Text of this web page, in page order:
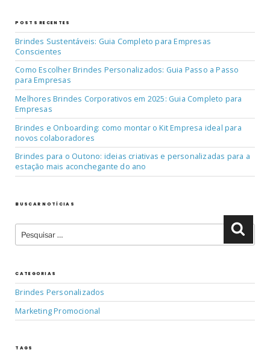
POSTS RECENTES
Brindes Sustentáveis: Guia Completo para Empresas
Conscientes
Como Escolher Brindes Personalizados: Guia Passo a Passo
para Empresas
Melhores Brindes Corporativos em 2025: Guia Completo para
Empresas
Brindes e Onboarding: como montar o Kit Empresa ideal para
novos colaboradores
Brindes para o Outono: ideias criativas e personalizadas para a
estação mais aconchegante do ano
BUSCAR NOTÍCIAS
CATEGORIAS
Brindes Personalizados
Marketing Promocional
TAGS